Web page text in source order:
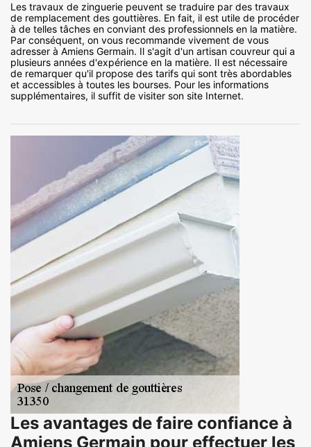
Les travaux de zinguerie peuvent se traduire par des travaux
de remplacement des gouttières. En fait, il est utile de procéder
à de telles tâches en conviant des professionnels en la matière.
Par conséquent, on vous recommande vivement de vous
adresser à Amiens Germain. Il s'agit d'un artisan couvreur qui a
plusieurs années d'expérience en la matière. Il est nécessaire
de remarquer qu'il propose des tarifs qui sont très abordables
et accessibles à toutes les bourses. Pour les informations
supplémentaires, il suffit de visiter son site Internet.
Les avantages de faire confiance à
Amiens Germain pour effectuer les